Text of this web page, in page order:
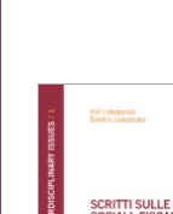
era: